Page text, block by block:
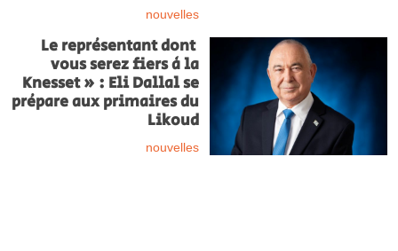
nouvelles
Le représentant dont
vous serez fiers à la
Knesset » : Eli Dallal se
prépare aux primaires du
Likoud
nouvelles